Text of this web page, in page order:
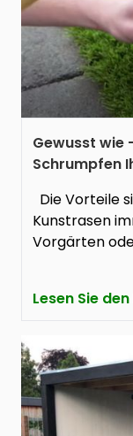
Gewusst wie
Schrumpfen
Die Vorteile
Kunstrasen
Vorgärten
Lesen Sie